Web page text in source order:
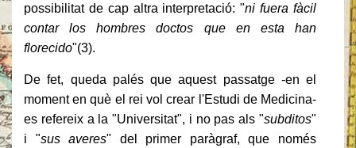
possibilitat de cap altra interpretació: "ni fuera fàcil
contar los hombres doctos que en esta han
florecido"(3).
De fet, queda palés que aquest passatge -en el
moment en què el rei vol crear l'Estudi de Medicina-
es refereix a la "Universitat", i no pas als "subditos"
i "sus averes" del primer paràgraf, que només